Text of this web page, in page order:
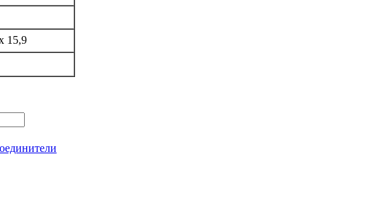
15,9